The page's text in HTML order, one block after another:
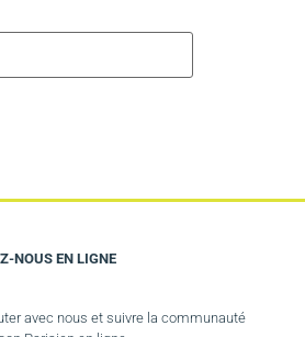
NOUS EN LIGNE
avec nous et suivre la communauté